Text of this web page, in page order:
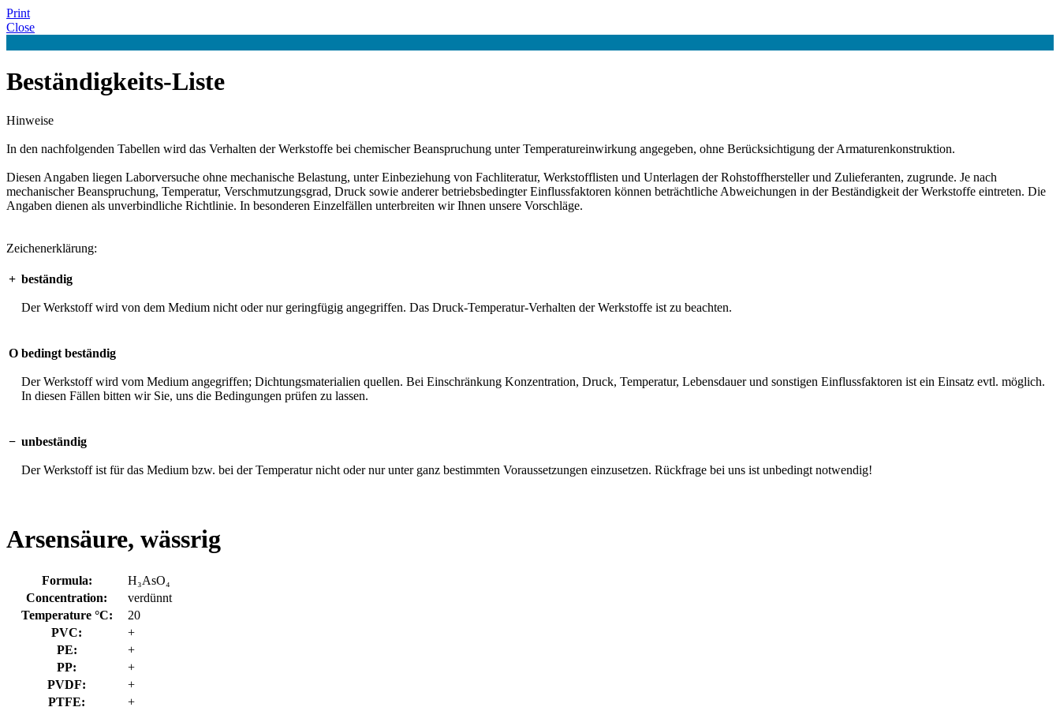
Print
Close
Beständigkeits-Liste
Hinweise
In den nachfolgenden Tabellen wird das Verhalten der Werkstoffe bei chemischer Beanspruchung unter Temperatureinwirkung angegeben, ohne Berücksichtigung der Armaturenkonstruktion.
Diesen Angaben liegen Laborversuche ohne mechanische Belastung, unter Einbeziehung von Fachliteratur, Werkstofflisten und Unterlagen der Rohstoffhersteller und Zulieferanten, zugrunde. Je nach
mechanischer Beanspruchung, Temperatur, Verschmutzungsgrad, Druck sowie anderer betriebsbedingter Einflussfaktoren können beträchtliche Abweichungen in der Beständigkeit der Werkstoffe eintreten. Die
Angaben dienen als unverbindliche Richtlinie. In besonderen Einzelfällen unterbreiten wir Ihnen unsere Vorschläge.
Zeichenerklärung:
+ beständig
Der Werkstoff wird von dem Medium nicht oder nur geringfügig angegriffen. Das Druck-Temperatur-Verhalten der Werkstoffe ist zu beachten.
O bedingt beständig
Der Werkstoff wird vom Medium angegriffen; Dichtungsmaterialien quellen. Bei Einschränkung Konzentration, Druck, Temperatur, Lebensdauer und sonstigen Einflussfaktoren ist ein Einsatz evtl. möglich.
In diesen Fällen bitten wir Sie, uns die Bedingungen prüfen zu lassen.
− unbeständig
Der Werkstoff ist für das Medium bzw. bei der Temperatur nicht oder nur unter ganz bestimmten Voraussetzungen einzusetzen. Rückfrage bei uns ist unbedingt notwendig!
Arsensäure, wässrig
Formula:
H₃AsO₄
Concentration:
verdünnt
Temperature °C:
20
PVC:
+
PE:
+
PP:
+
PVDF:
+
PTFE:
+